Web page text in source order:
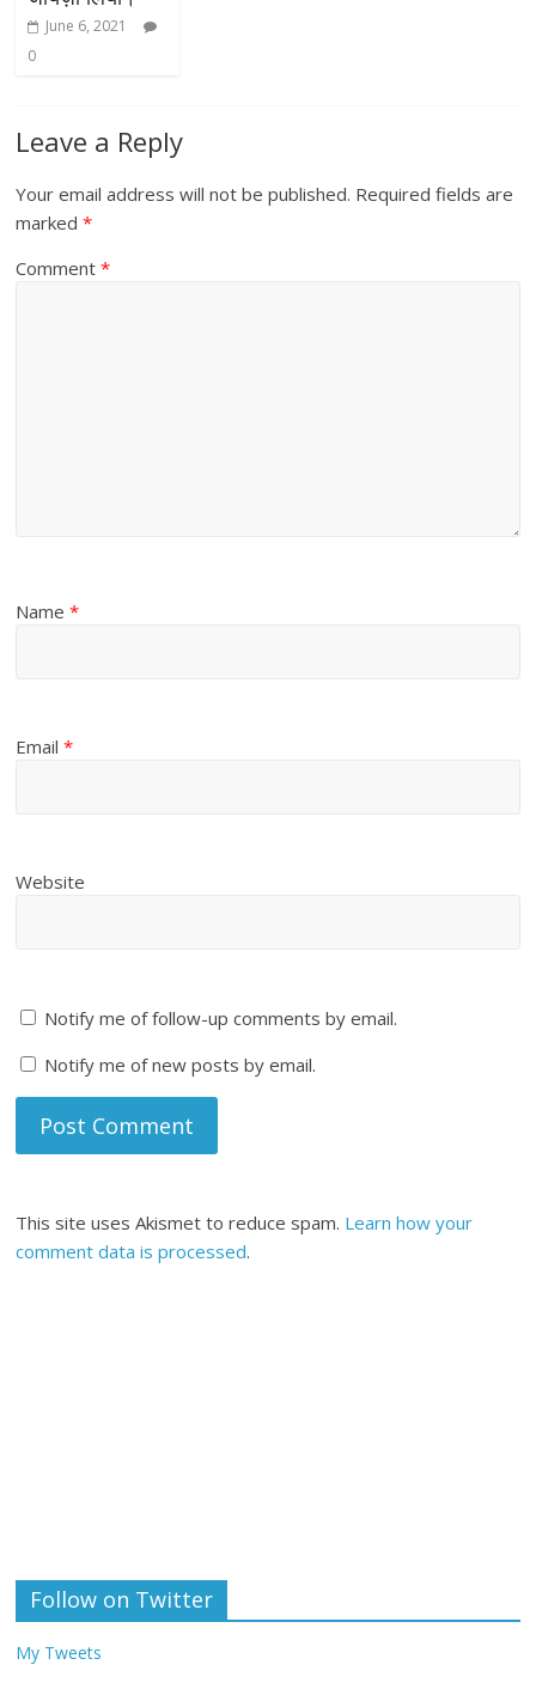
June 6, 2021
0
Leave a Reply
Your email address will not be published. Required fields are
marked*
Comment*
Name*
Email*
Website
Notify me of follow-up comments by email.
Notify me of new posts by email.
This site uses Akismet to reduce spam. Learn how your
comment data is processed.
Follow on Twitter
My Tweets